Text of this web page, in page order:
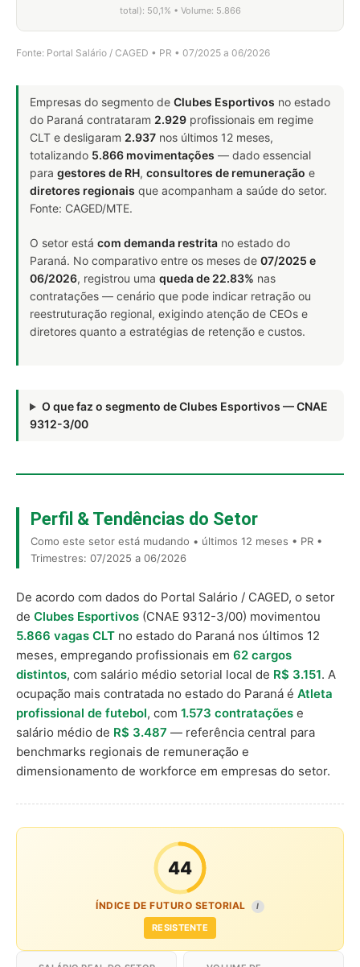
total): 50,1% • Volume: 5.866
Fonte: Portal Salário / CAGED • PR • 07/2025 a 06/2026
Empresas do segmento de Clubes Esportivos no estado
do Paraná contrataram 2.929 profissionais em regime
CLT e desligaram 2.937 nos últimos 12 meses,
totalizando 5.866 movimentações — dado essencial
para gestores de RH, consultores de remuneração e
diretores regionais que acompanham a saúde do setor.
Fonte: CAGED/MTE.
O setor está com demanda restrita no estado do
Paraná. No comparativo entre os meses de 07/2025 e
06/2026, registrou uma queda de 22.83% nas
contratações — cenário que pode indicar retração ou
reestruturação regional, exigindo atenção de CEOs e
diretores quanto a estratégias de retenção e custos.
O que faz o segmento de Clubes Esportivos — CNAE
9312-3/00
Perfil & Tendências do Setor
Como este setor está mudando • últimos 12 meses • PR •
Trimestres: 07/2025 a 06/2026
De acordo com dados do Portal Salário / CAGED, o setor
de Clubes Esportivos (CNAE 9312-3/00) movimentou
5.866 vagas CLT no estado do Paraná nos últimos 12
meses, empregando profissionais em 62 cargos
distintos, com salário médio setorial local de R$ 3.151. A
ocupação mais contratada no estado do Paraná é Atleta
profissional de futebol, com 1.573 contratações e
salário médio de R$ 3.487 — referência central para
benchmarks regionais de remuneração e
dimensionamento de workforce em empresas do setor.
44
ÍNDICE DE FUTURO SETORIAL I
RESISTENTE